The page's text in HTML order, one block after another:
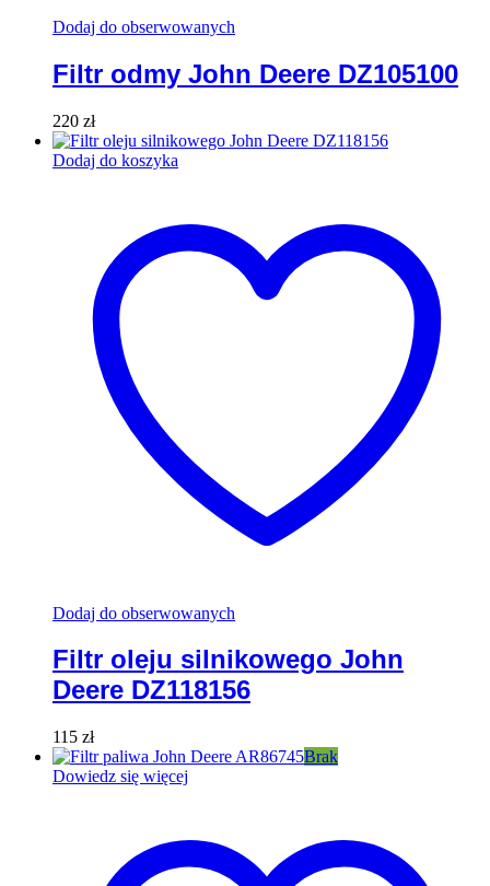
Dodaj do obserwowanych
Filtr odmy John Deere DZ105100
220 zł
Dodaj do koszyka
Dodaj do obserwowanych
Filtr oleju silnikowego John
Deere DZ118156
115 zł
Brak
Dowiedz się więcej